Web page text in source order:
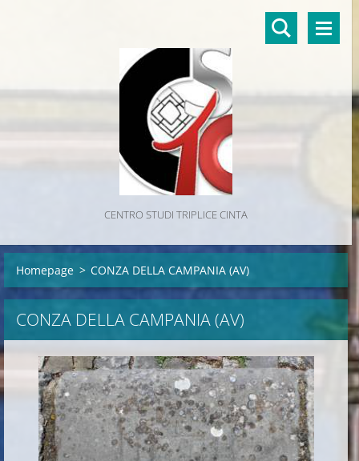
CENTRO STUDI TRIPLICE CINTA
Homepage > CONZA DELLA CAMPANIA (AV)
CONZA DELLA CAMPANIA (AV)